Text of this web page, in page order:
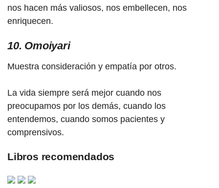
nos hacen más valiosos, nos embellecen, nos
enriquecen.
10. Omoiyari
Muestra consideración y empatía por otros.
La vida siempre será mejor cuando nos
preocupamos por los demás, cuando los
entendemos, cuando somos pacientes y
comprensivos.
Libros recomendados